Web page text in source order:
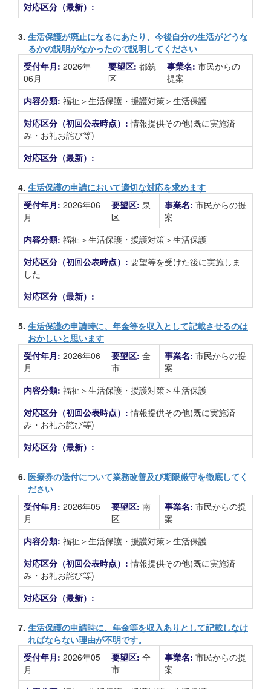
対応区分（最新）:
3. 生活保護が廃止になるにあたり、今後自分の生活がどうな
るかの説明がなかったので説明してください
受付年月: 2026年
06月
要望区: 都筑
区
事業名: 市民からの
提案
内容分類: 福祉＞生活保護・援護対策＞生活保護
対応区分（初回公表時点）:情報提供その他(既に実施済
み・お礼お詫び等)
対応区分（最新）:
4. 生活保護の申請において適切な対応を求めます
受付年月: 2026年06
月
要望区: 泉
区
事業名: 市民からの提
案
内容分類: 福祉＞生活保護・援護対策＞生活保護
対応区分（初回公表時点）: 要望等を受けた後に実施しま
した
対応区分（最新）:
5. 生活保護の申請時に、年金等を収入として記載させるのは
おかしいと思います
受付年月: 2026年06
月
要望区: 全
市
事業名: 市民からの提
案
内容分類: 福祉＞生活保護・援護対策＞生活保護
対応区分（初回公表時点）:情報提供その他(既に実施済
み・お礼お詫び等)
対応区分（最新）:
6. 医療券の送付について業務改善及び期限厳守を徹底してく
ださい
受付年月: 2026年05
月
要望区: 南
区
事業名: 市民からの提
案
内容分類: 福祉＞生活保護・援護対策＞生活保護
対応区分（初回公表時点）:情報提供その他(既に実施済
み・お礼お詫び等)
対応区分（最新）:
7. 生活保護の申請時に、年金等を収入ありとして記載しなけ
ればならない理由が不明です。
受付年月: 2026年05
月
要望区: 全
市
事業名: 市民からの提
案